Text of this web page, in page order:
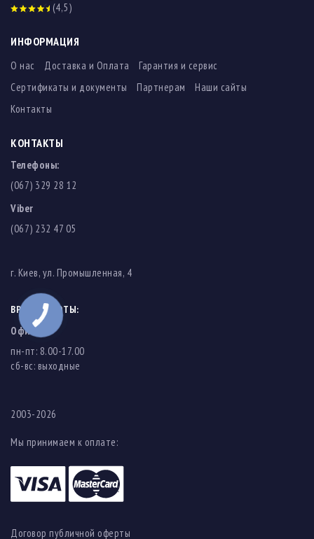
(4,5)
ИНФОРМАЦИЯ
О нас Доставка и Оплата
Гарантия и сервис
Сертификаты и документы
Партнерам
Наши сайты
Контакты
КОНТАКТЫ
Телефоны:
(067) 329 28 12
Viber
(067) 232 47 05
г. Киев, ул. Промышленная, 4
ВРЕМЯ РАБОТЫ:
Офис
пн-пт: 8.00-17.00
cб-вс: выходные
2003-2026
Мы принимаем к оплате:
Договор публичной оферты